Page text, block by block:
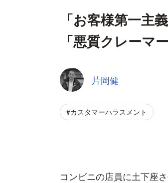
「お客様第一主
「悪質クレーマ
片岡健
#カスタマーハラスメント
コンビニの店員に土下座